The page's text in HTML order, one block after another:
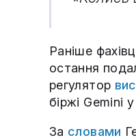
Раніше
остання
регулятор
біржі Gemini
За словами